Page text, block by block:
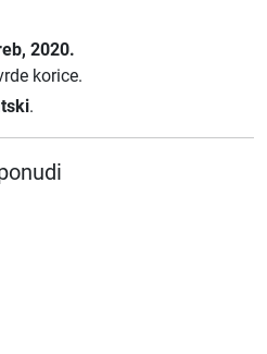
, 2020.
korice.
.